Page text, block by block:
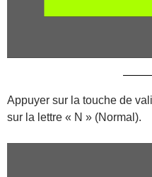
Appuyer sur la touche de
sur la lettre « N » (Normal).